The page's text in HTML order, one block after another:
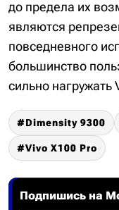
до предела их
являются
повседневного
большинство
сильно нагружать
Dimensity 9300
Vivo X100 Pro
Подпишись на